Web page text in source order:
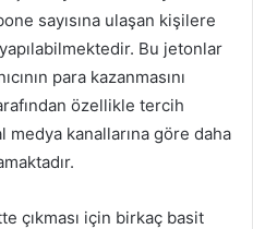
sayısına ulaşan kişilere
Bu jetonlar
para kazanmasını
özellikle tercih
kanallarına göre daha
çıkması için birkaç basit